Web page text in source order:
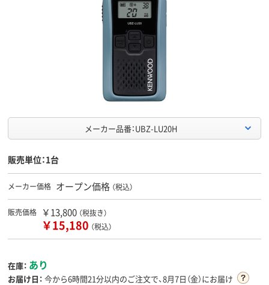
メーカー品番：UBZ-LU20H
販売単位：1台
メーカー価格 オープン価格 （税込）
販売価格 ￥13,800 （税抜き）
￥15,180 （税込）
在庫： あり
お届け日： 今から6時間21分以内のご注文で、8月7日（金）にお届け